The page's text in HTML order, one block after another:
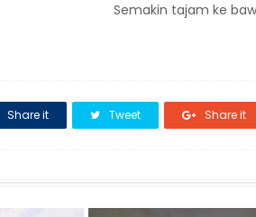
Semakin tajam ke
Share it Tweet Share it